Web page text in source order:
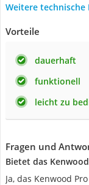
Weitere technische
Vorteile
dauerhaft
funktionell
leicht zu
Fragen und
Bietet das
Ja, das Kenwood